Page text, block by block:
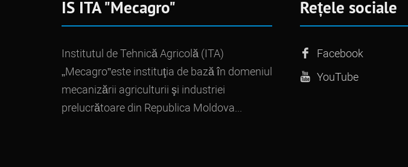
IS ITA "Mecagro"
Institutul de Tehnică Agricolă (ITA)
„Mecagro”este instituţia de bază în domeniul
mecanizării agriculturii şi industriei
prelucrătoare din Republica Moldova...
Rețele sociale
Facebook
YouTube